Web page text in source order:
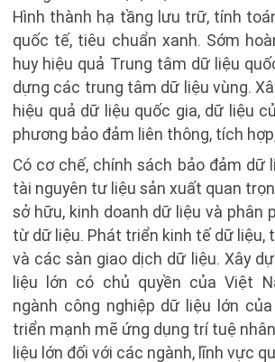
Hình thành hạ tầng lưu trữ, tính
quốc tế, tiêu chuẩn xanh. Sớm
huy hiệu quả Trung tâm dữ liệu
dựng các trung tâm dữ liệu vùng.
hiệu quả dữ liệu quốc gia, dữ liệu
phương bảo đảm liên thông, tích
Có cơ chế, chính sách bảo đảm dữ
tài nguyên tư liệu sản xuất quan
sở hữu, kinh doanh dữ liệu và phân
từ dữ liệu. Phát triển kinh tế dữ liệu,
và các sàn giao dịch dữ liệu. Xây
liệu lớn có chủ quyền của Việt
ngành công nghiệp dữ liệu lớn
triển mạnh mẽ ứng dụng trí tuệ
liệu lớn đối với các ngành, lĩnh vực